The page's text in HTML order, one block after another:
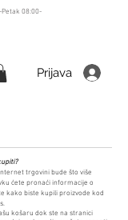
Prijava
08:00-
trgovini bude što više
ćete pronaći informacije o
kako biste kupili proizvode kod
košaru dok ste na stranici